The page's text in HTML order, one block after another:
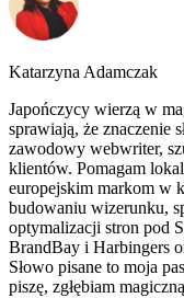
Katarzyna Adamczak
Japończycy wierzą w
sprawiają, że znaczenie
zawodowy webwriter,
klientów. Pomagam
europejskim markom w
budowaniu wizerunku,
optymalizacji stron pod
BrandBay i Harbingers
Słowo pisane to moja
piszę, zgłębiam